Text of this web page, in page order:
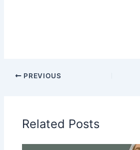
PREVIOUS
Related Posts